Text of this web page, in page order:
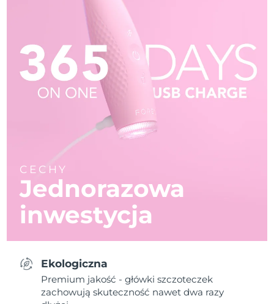
CECHY
Jednorazowa
inwestycja
Ekologiczna
Premium jakość - główki szczoteczek
zachowują skuteczność nawet dwa razy